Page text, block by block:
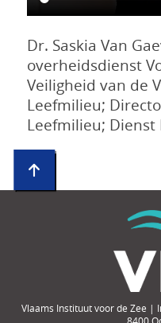
Dr. Saskia Van
overheidsdienst
Veiligheid van de
Leefmilieu;
Leefmilieu;
Vlaams Instituut voor de Zee |